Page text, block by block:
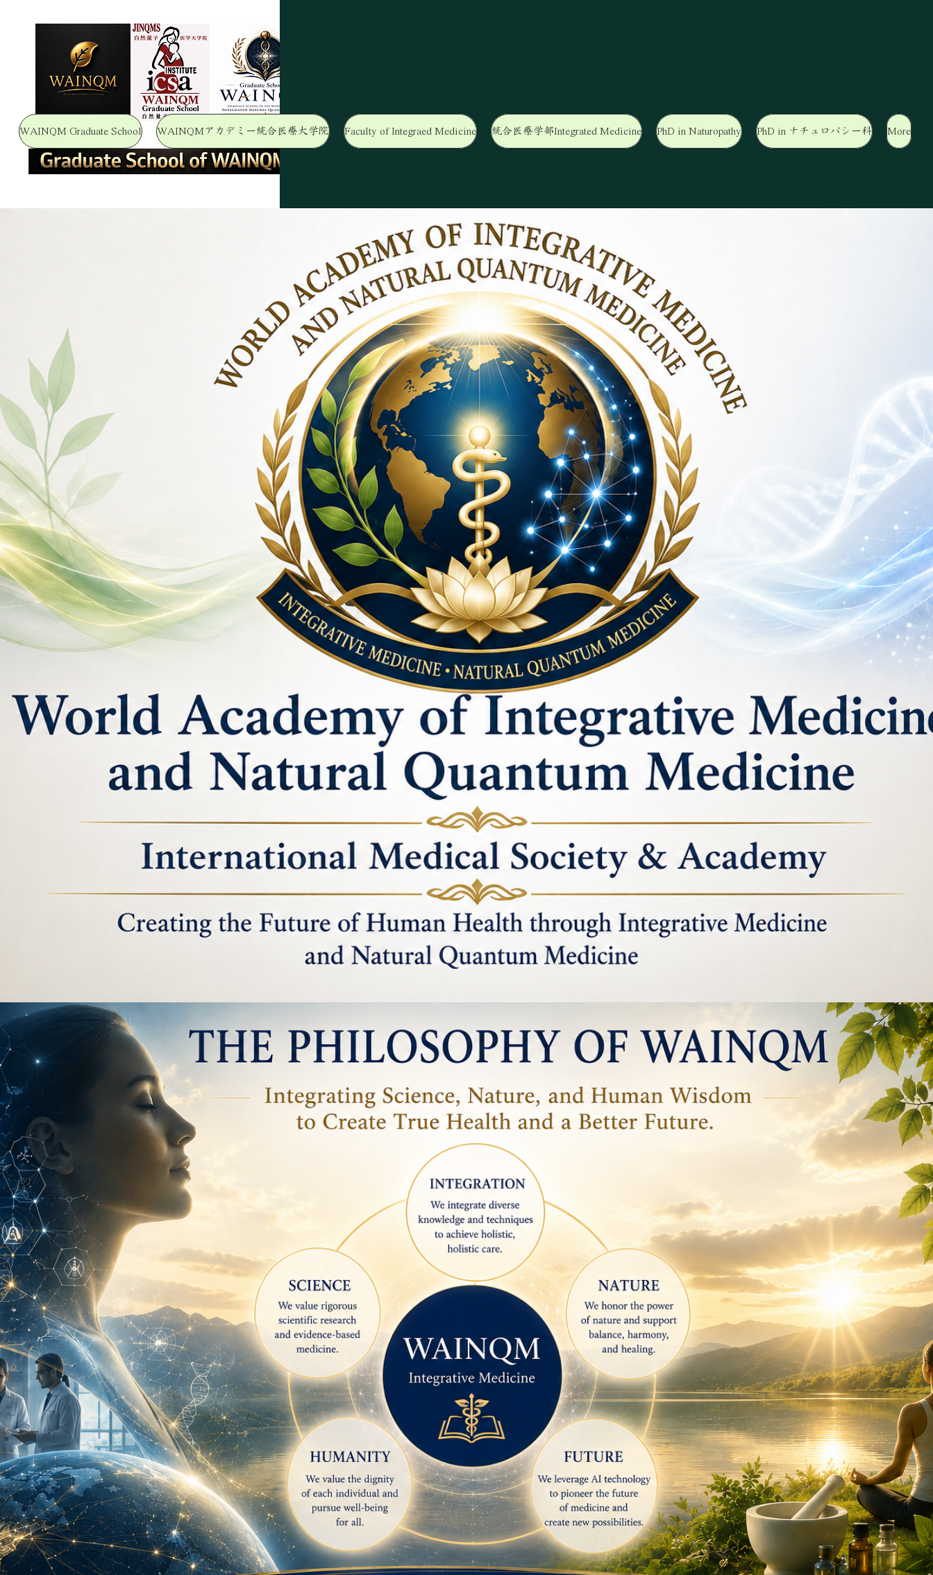
WAINQM Graduate School WAINQMアカデミー統合医療大学院 Faculty of Integraed Medicine 統合医療学部Integrated Medicine PhD in Naturopathy PhD in ナチュロパシー科 More